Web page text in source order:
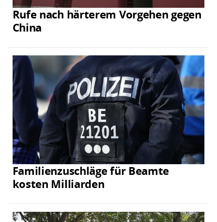
Rufe nach härterem Vorgehen gegen
China
Familienzuschläge für Beamte
kosten Milliarden